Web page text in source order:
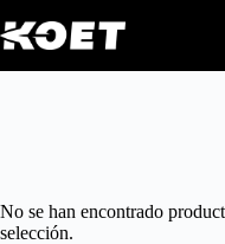
al
contenido
No se han encontrado
selección.